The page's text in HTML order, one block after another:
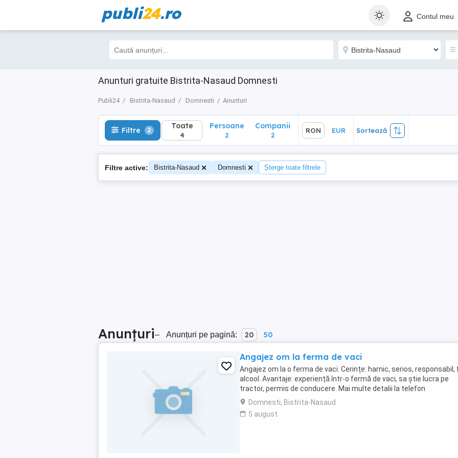
publi24.ro Contul meu
Anunturi gratuite Bistrita-Nasaud Domnesti
Publi24 Bistrita-Nasaud Domnesti Anunturi
Filtre 2 Toate
4
Sortează
Filtre 2 Toate
4
Persoane
2
Companii
2
RON EUR Sortează
Filtre active: Bistrita-Nasaud Domnesti Șterge toate filtrele
Anunțuri– Anunțuri pe pagină: 20 50
Angajez om la ferma de vaci
Angajez om la o ferma de vaci. Cerințe: harnic, serios, responsabil,
alcool. Avantaje: experiență într-o fermă de vaci, sa știe lucra pe
tractor, permis de conducere. Mai multe detalii la telefon
Domnesti, Bistrita-Nasaud
5 august